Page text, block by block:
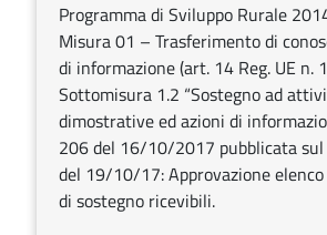
Programma di Sviluppo Rurale
Misura 01 – Trasferimento di
di informazione (art. 14 Reg. UE n.
Sottomisura 1.2 “Sostegno ad
dimostrative ed azioni di
206 del 16/10/2017 pubblicata sul
del 19/10/17: Approvazione
di sostegno ricevibili.